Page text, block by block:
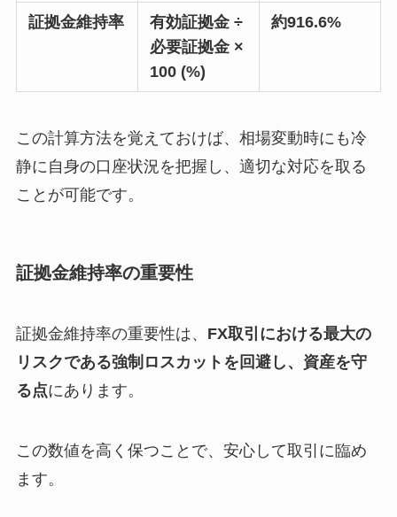
証拠金維持率
有効証拠金 ÷
必要証拠金 ×
100 (%)
約916.6%
この計算方法を覚えておけば、相場変動時にも冷
静に自身の口座状況を把握し、適切な対応を取る
ことが可能です。
証拠金維持率の重要性
証拠金維持率の重要性は、 FX取引における最大の
リスクである強制ロスカットを回避し、資産を守
る点にあります。
この数値を高く保つことで、安心して取引に臨め
ます。